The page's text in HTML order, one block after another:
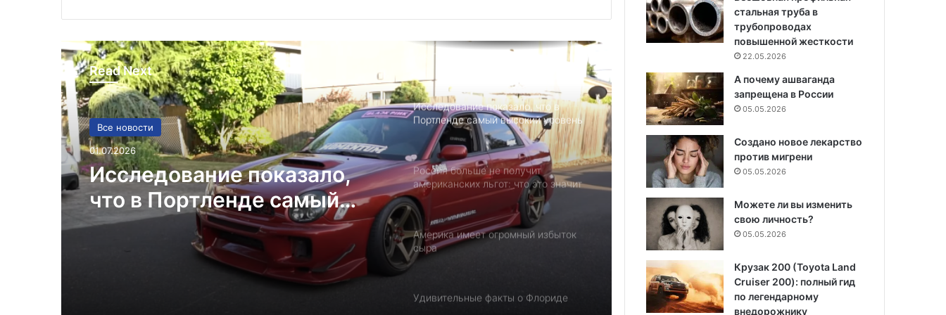
Read Next
Все новости
01.07.2026
Исследование показало,
что в Портленде самый
высокий уровень угона
автомобилей на душу
населения в США
Детский день рождение в Майами,
как провести праздник под
Исследование показало, что в
Портленде самый высокий уровень
угона автомобилей на душу
населения в США
Россия больше не получит
американских льгот: что это значит
и к чему приведёт
Америка имеет огромный избыток
сыра
Удивительные факты о Флориде
стальная труба в
трубопроводах
повышенной жесткости
22.05.2026
А почему ашваганда
запрещена в России
05.05.2026
Создано новое лекарство
против мигрени
05.05.2026
Можете ли вы изменить
свою личность?
05.05.2026
Крузак 200 (Toyota Land
Cruiser 200): полный гид
по легендарному
внедорожнику